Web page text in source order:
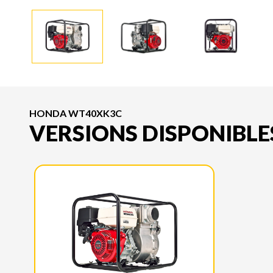
HONDA WT40XK3C
VERSIONS